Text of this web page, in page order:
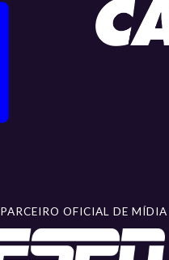
PARCEIRO OFICIAL DE MÍDIA